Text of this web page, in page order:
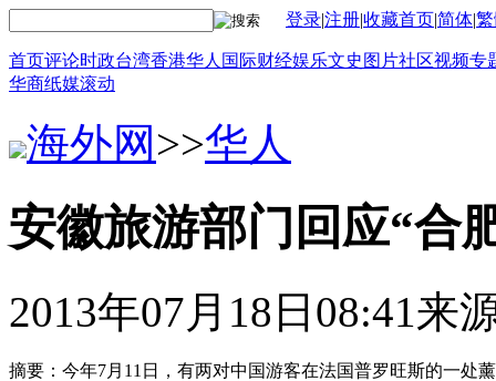
登录|注册|收藏首页|简体|
首页评论时政台湾香港华人 国际财经娱乐文史 图片社区视频专
华商纸媒滚动
海外网 >>华人
安徽旅游部门回应“合
2013年07月18日08:41来
摘要：今年7月11日，有两对中国游客在法国普罗旺斯的一处